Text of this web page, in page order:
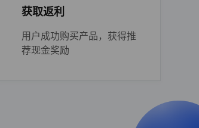
获取返利
用户成功购买产品，获得推
荐现金奖励